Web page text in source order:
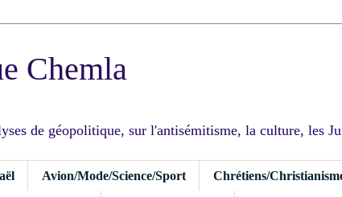
Chemla
de géopolitique, sur l'antisémitisme, la culture, les
Avion/Mode/Science/Sport Chrétiens/